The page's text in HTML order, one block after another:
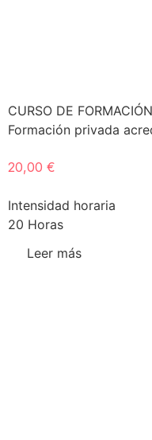
CURSO DE
Formación privada
20,00 €
Intensidad horaria
20 Horas
Leer más